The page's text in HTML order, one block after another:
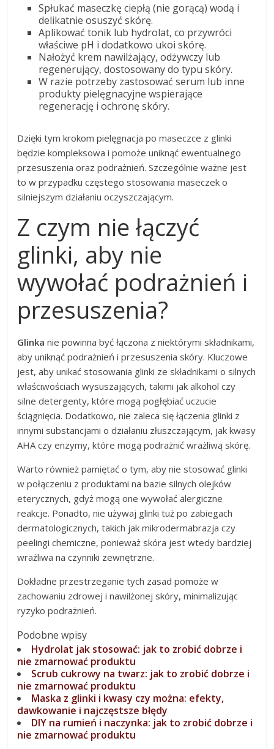
Spłukać maseczkę ciepłą (nie gorącą) wodą i
delikatnie osuszyć skórę.
Aplikować tonik lub hydrolat, co przywróci
właściwe pH i dodatkowo ukoi skórę.
Nałożyć krem nawilżający, odżywczy lub
regenerujący, dostosowany do typu skóry.
W razie potrzeby zastosować serum lub inne
produkty pielęgnacyjne wspierające
regenerację i ochronę skóry.
Dzięki tym krokom pielęgnacja po maseczce z glinki
będzie kompleksowa i pomoże uniknąć ewentualnego
przesuszenia oraz podrażnień. Szczególnie ważne jest
to w przypadku częstego stosowania maseczek o
silniejszym działaniu oczyszczającym.
Z czym nie łączyć
glinki, aby nie
wywołać podrażnień i
przesuszenia?
Glinka nie powinna być łączona z niektórymi składnikami,
aby uniknąć podrażnień i przesuszenia skóry. Kluczowe
jest, aby unikać stosowania glinki ze składnikami o silnych
właściwościach wysuszających, takimi jak alkohol czy
silne detergenty, które mogą pogłębiać uczucie
ściągnięcia. Dodatkowo, nie zaleca się łączenia glinki z
innymi substancjami o działaniu złuszczającym, jak kwasy
AHA czy enzymy, które mogą podrażnić wrażliwą skórę.
Warto również pamiętać o tym, aby nie stosować glinki
w połączeniu z produktami na bazie silnych olejków
eterycznych, gdyż mogą one wywołać alergiczne
reakcje. Ponadto, nie używaj glinki tuż po zabiegach
dermatologicznych, takich jak mikrodermabrazja czy
peelingi chemiczne, ponieważ skóra jest wtedy bardziej
wrażliwa na czynniki zewnętrzne.
Dokładne przestrzeganie tych zasad pomoże w
zachowaniu zdrowej i nawilżonej skóry, minimalizując
ryzyko podrażnień.
Podobne wpisy
Hydrolat jak stosować: jak to zrobić dobrze i
nie zmarnować produktu
Scrub cukrowy na twarz: jak to zrobić dobrze i
nie zmarnować produktu
Maska z glinki i kwasy czy można: efekty,
dawkowanie i najczęstsze błędy
DIY na rumień i naczynka: jak to zrobić dobrze i
nie zmarnować produktu